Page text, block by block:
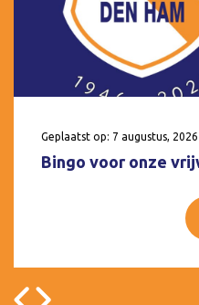
Geplaatst op: 7 augustus, 2026
Bingo voor onze